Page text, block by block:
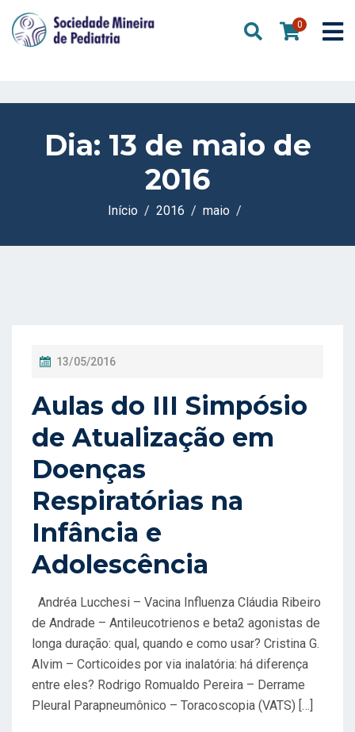
0
Dia: 13 de maio de
2016
Início 2016 maio
P
A
D
O
13/05/2016
Aulas do III Simpósio
de Atualização em
Doenças
Respiratórias na
Infância e
Adolescência
Andréa Lucchesi – Vacina Influenza Cláudia Ribeiro
de Andrade – Antileucotrienos e beta2 agonistas de
longa duração: qual, quando e como usar? Cristina G.
Alvim – Corticoides por via inalatória: há diferença
entre eles? Rodrigo Romualdo Pereira – Derrame
Pleural Parapneumônico – Toracoscopia (VATS) […]